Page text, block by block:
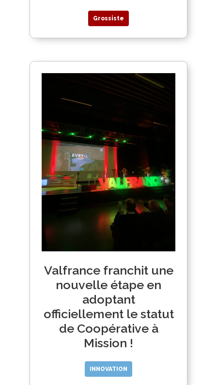
Grossiste
Valfrance franchit une
nouvelle étape en
adoptant
officiellement le statut
de Coopérative à
Mission !
INNOVATION